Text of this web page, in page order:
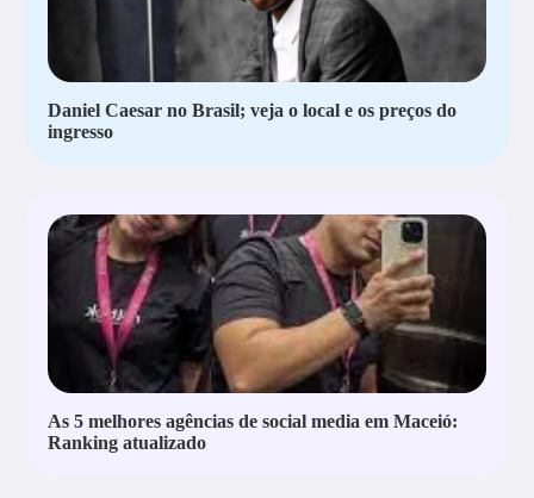
Daniel Caesar no Brasil; veja o local e os preços do
ingresso
As 5 melhores agências de social media em Maceió:
Ranking atualizado